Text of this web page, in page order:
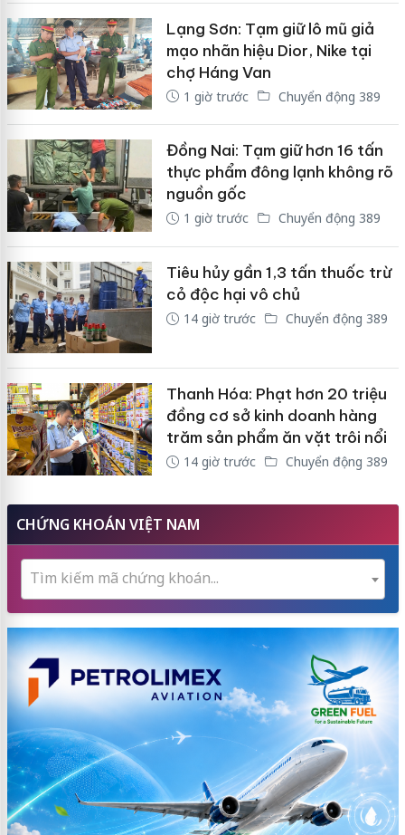
Lạng Sơn: Tạm giữ lô mũ giả
mạo nhãn hiệu Dior, Nike tại
chợ Háng Van
1 giờ trước Chuyển động 389
Đồng Nai: Tạm giữ hơn 16 tấn
thực phẩm đông lạnh không rõ
nguồn gốc
1 giờ trước Chuyển động 389
Tiêu hủy gần 1,3 tấn thuốc trừ
cỏ độc hại vô chủ
14 giờ trước Chuyển động 389
Thanh Hóa: Phạt hơn 20 triệu
đồng cơ sở kinh doanh hàng
trăm sản phẩm ăn vặt trôi nổi
14 giờ trước Chuyển động 389
CHỨNG KHOÁN VIỆT NAM
Tìm kiếm mã chứng khoán...